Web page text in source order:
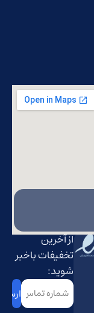
از آخرین
تخفیفات باخبر
شوید:
شماره
تماس